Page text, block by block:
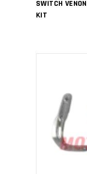
SWITCH
KIT